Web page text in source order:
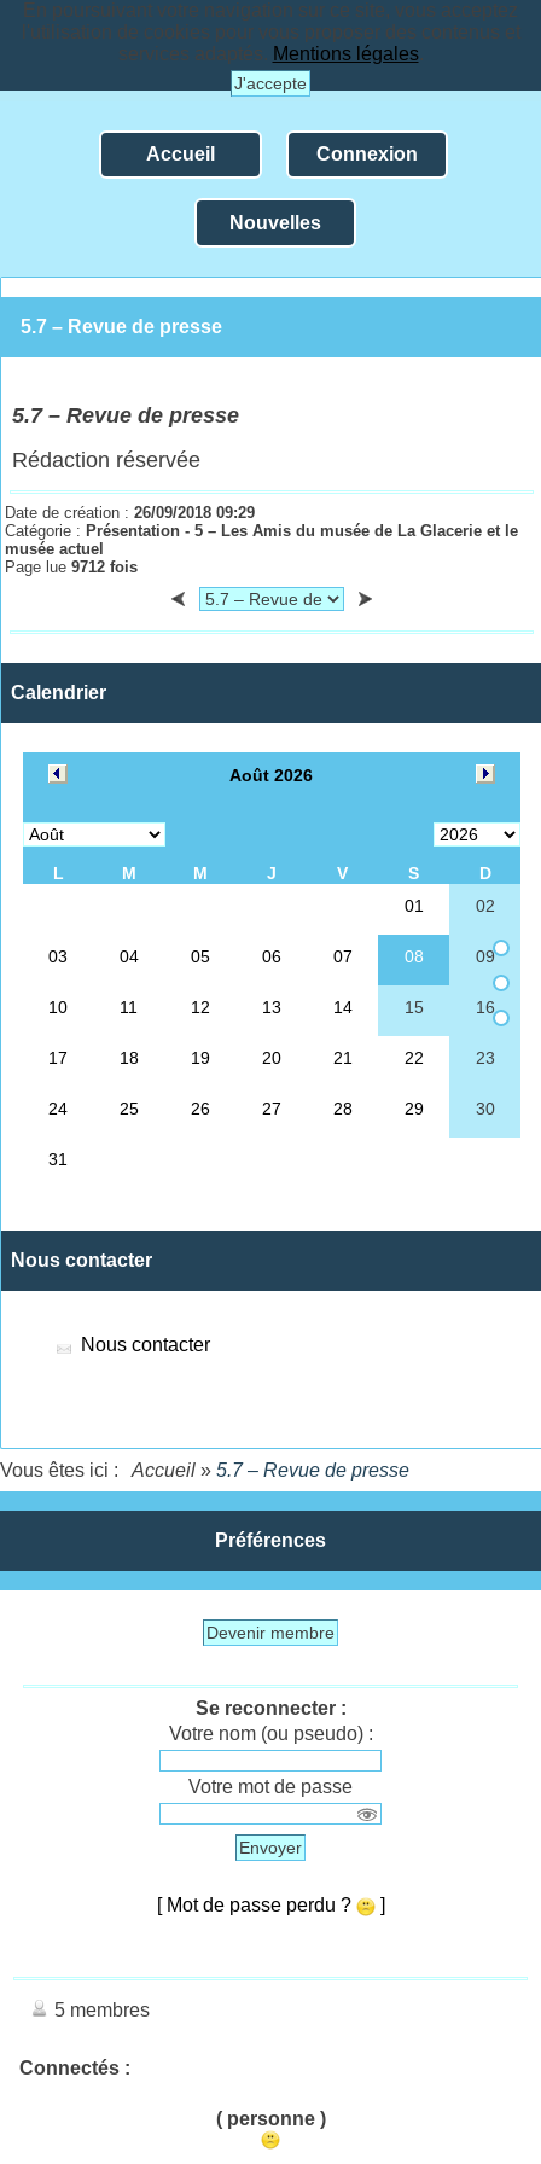
En poursuivant votre navigation sur ce site, vous acceptez
l'utilisation de cookies pour vous proposer des contenus et
services adaptés. Mentions légales.
J'accepte
Accueil Connexion
Nouvelles
5.7 – Revue de presse
5.7 – Revue de presse
Rédaction réservée
Date de création :26/09/2018 09:29
Catégorie : Présentation - 5 – Les Amis du musée de La Glacerie et le
musée actuel
Page lue9712 fois
Calendrier
Nous contacter
Nous contacter
Vous êtes ici : Accueil » 5.7 – Revue de presse
Préférences
Devenir membre
Se reconnecter :
Votre nom (ou pseudo) :
Votre mot de passe
Envoyer
[ Mot de passe perdu ? ]
5 membres
Connectés :
( personne )